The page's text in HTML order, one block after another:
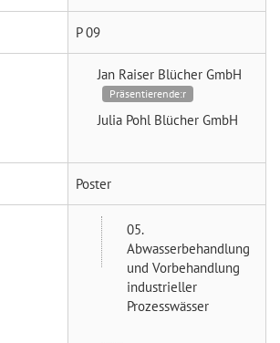
P 09
Jan Raiser Blücher GmbH
Präsentierende:r
Julia Pohl Blücher GmbH
Poster
05.
Abwasserbehandlung
und Vorbehandlung
industrieller
Prozesswässer